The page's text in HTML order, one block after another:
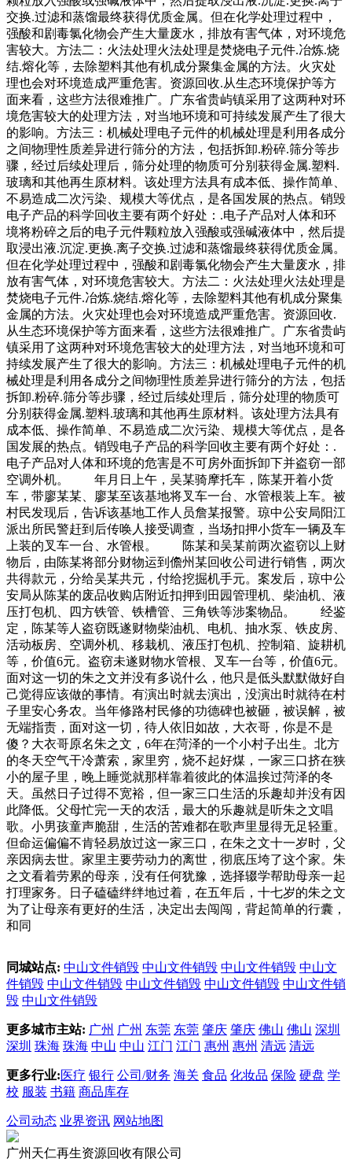
交换.过滤和蒸馏最终获得优质金属。但在化学处理过程中，
强酸和剧毒氯化物会产生大量废水，排放有害气体，对环境危
害较大。方法二：火法处理火法处理是焚烧电子元件.冶炼.烧
结.熔化等，去除塑料其他有机成分聚集金属的方法。火灾处
理也会对环境造成严重危害。资源回收.从生态环境保护等方
面来看，这些方法很难推广。广东省贵屿镇采用了这两种对环
境危害较大的处理方法，对当地环境和可持续发展产生了很大
的影响。方法三：机械处理电子元件的机械处理是利用各成分
之间物理性质差异进行筛分的方法，包括拆卸.粉碎.筛分等步
骤，经过后续处理后，筛分处理的物质可分别获得金属.塑料.
玻璃和其他再生原材料。该处理方法具有成本低、操作简单、
不易造成二次污染、规模大等优点，是各国发展的热点。销毁
电子产品的科学回收主要有两个好处：.电子产品对人体和环
境将粉碎之后的电子元件颗粒放入强酸或强碱液体中，然后提
取浸出液.沉淀.更换.离子交换.过滤和蒸馏最终获得优质金属。
但在化学处理过程中，强酸和剧毒氯化物会产生大量废水，排
放有害气体，对环境危害较大。方法二：火法处理火法处理是
焚烧电子元件.冶炼.烧结.熔化等，去除塑料其他有机成分聚集
金属的方法。火灾处理也会对环境造成严重危害。资源回收.
从生态环境保护等方面来看，这些方法很难推广。广东省贵屿
镇采用了这两种对环境危害较大的处理方法，对当地环境和可
持续发展产生了很大的影响。方法三：机械处理电子元件的机
械处理是利用各成分之间物理性质差异进行筛分的方法，包括
拆卸.粉碎.筛分等步骤，经过后续处理后，筛分处理的物质可
分别获得金属.塑料.玻璃和其他再生原材料。该处理方法具有
成本低、操作简单、不易造成二次污染、规模大等优点，是各
国发展的热点。销毁电子产品的科学回收主要有两个好处：.
电子产品对人体和环境的危害是不可房外面拆卸下并盗窃一部
空调外机。 年月日上午，吴某骑摩托车，陈某开着小货
车，带廖某某、廖某至该基地将叉车一台、水管根装上车。被
村民发现后，告诉该基地工作人员詹某报警。琼中公安局阳江
派出所民警赶到后传唤人接受调查，当场扣押小货车一辆及车
上装的叉车一台、水管根。 陈某和吴某前两次盗窃以上财
物后，由陈某将部分财物运到儋州某回收公司进行销售，两次
共得款元，分给吴某共元，付给挖掘机手元。案发后，琼中公
安局从陈某的废品收购店附近扣押到田园管理机、柴油机、液
压打包机、四方铁管、铁槽管、三角铁等涉案物品。 经鉴
定，陈某等人盗窃既遂财物柴油机、电机、抽水泵、铁皮房、
活动板房、空调外机、移栽机、液压打包机、控制箱、旋耕机
等，价值6元。盗窃未遂财物水管根、叉车一台等，价值6元。
面对这一切的朱之文并没有多说什么，他只是低头默默做好自
己觉得应该做的事情。有演出时就去演出，没演出时就待在村
子里安心务农。当年修路村民修的功德碑也被砸，被误解，被
无端指责，面对这一切，待人依旧如故，大衣哥，你是不是
傻？大衣哥原名朱之文，6年在菏泽的一个小村子出生。北方
的冬天空气干冷萧索，家里穷，烧不起好煤，一家三口挤在狭
小的屋子里，晚上睡觉就那样靠着彼此的体温挨过菏泽的冬
天。虽然日子过得不宽裕，但一家三口生活的乐趣却并没有因
此降低。父母忙完一天的农活，最大的乐趣就是听朱之文唱
歌。小男孩童声脆甜，生活的苦难都在歌声里显得无足轻重。
但命运偏偏不肯轻易放过这一家三口，在朱之文十一岁时，父
亲因病去世。家里主要劳动力的离世，彻底压垮了这个家。朱
之文看着劳累的母亲，没有任何犹豫，选择辍学帮助母亲一起
打理家务。日子磕磕绊绊地过着，在五年后，十七岁的朱之文
为了让母亲有更好的生活，决定出去闯闯，背起简单的行囊，
和同
同城站点: 中山文件销毁 中山文件销毁 中山文件销毁 中山文
件销毁 中山文件销毁 中山文件销毁 中山文件销毁 中山文件销
毁 中山文件销毁
更多城市主站: 广州 广州 东莞 东莞 肇庆 肇庆 佛山 佛山 深圳
深圳 珠海 珠海 中山 中山 江门 江门 惠州 惠州 清远 清远
更多行业: 医疗 银行 公司/财务 海关 食品 化妆品 保险 硬盘 学
校 服装 书籍 商品库存
公司动态 业界资讯 网站地图
广州天仁再生资源回收有限公司